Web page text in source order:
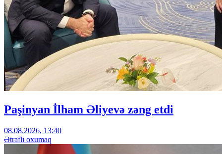
Paşinyan İlham Əliyevə zəng etdi
08.08.2026, 13:40
Ətraflı oxumaq